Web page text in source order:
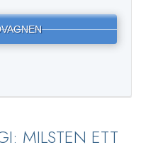
MILSTEN ETT